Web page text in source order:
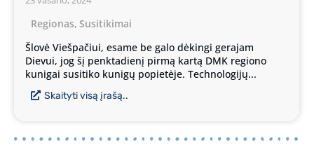
Regionas, Susitikimai
Šlovė Viešpačiui, esame be galo dėkingi gerajam
Dievui, jog šį penktadienį pirmą kartą DMK regiono
kunigai susitiko kunigų popietėje. Technologijų...
Skaityti visą įrašą..